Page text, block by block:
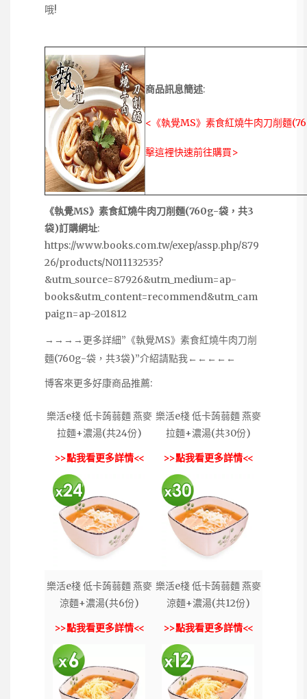
哦!
商品訊息簡述:
<《執覺MS》素食紅燒牛肉刀削麵
擊這裡快速前往購買>
《執覺MS》素食紅燒牛肉刀削麵(760g-袋，共3
袋)訂購網址:
https://www.books.com.tw/exep/assp.php/879
26/products/N011132535?
&utm_source=87926&utm_medium=ap-
books&utm_content=recommend&utm_cam
paign=ap-201812
→→→→更多詳細”《執覺MS》素食紅燒牛肉刀削
麵(760g-袋，共3袋)”介紹請點我←←←←←
博客來更多好康商品推薦:
樂活e棧 低卡蒟蒻麵 燕麥
拉麵+濃湯(共24份)
>>點我看更多詳情<<
樂活e棧 低卡蒟蒻麵 燕麥
拉麵+濃湯(共30份)
>>點我看更多詳情<<
樂活e棧 低卡蒟蒻麵 燕麥
涼麵+濃湯(共6份)
>>點我看更多詳情<<
樂活e棧 低卡蒟蒻麵 燕麥
涼麵+濃湯(共12份)
>>點我看更多詳情<<